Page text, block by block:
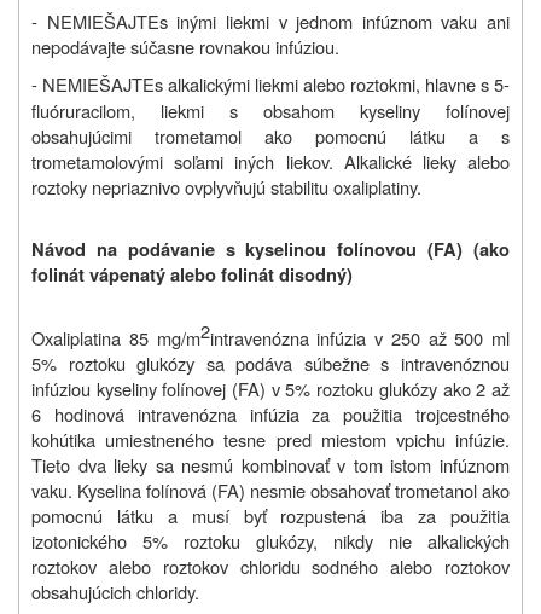
- NEMIEŠAJTEs inými liekmi v jednom infúznom vaku ani
nepodávajte súčasne rovnakou infúziou.
- NEMIEŠAJTEsalkalickými liekmi alebo roztokmi, hlavne s 5-
fluóruracilom, liekmi s obsahom kyseliny folínovej
obsahujúcimi trometamol ako pomocnú látku a s
trometamolovými soľami iných liekov. Alkalické lieky alebo
roztoky nepriaznivo ovplyvňujú stabilitu oxaliplatiny.
Návod na podávanie s kyselinou folínovou (FA) (ako
folinát vápenatý alebo folinát disodný)
Oxaliplatina 85 mg/m2intravenózna infúzia v 250 až 500 ml
5% roztoku glukózy sa podáva súbežne s intravenóznou
infúziou kyseliny folínovej (FA) v 5% roztoku glukózy ako 2 až
6 hodinová intravenózna infúzia za použitia trojcestného
kohútika umiestneného tesne pred miestom vpichu infúzie.
Tieto dva lieky sa nesmú kombinovať v tom istom infúznom
vaku. Kyselina folínová (FA) nesmie obsahovať trometanol ako
pomocnú látku a musí byť rozpustená iba za použitia
izotonického 5% roztoku glukózy, nikdy nie alkalických
roztokov alebo roztokov chloridu sodného alebo roztokov
obsahujúcich chloridy.